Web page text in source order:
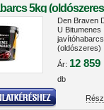
5kg
Den Braven
U Bitumenes
(oldószeres)
Ár: 12 859
db